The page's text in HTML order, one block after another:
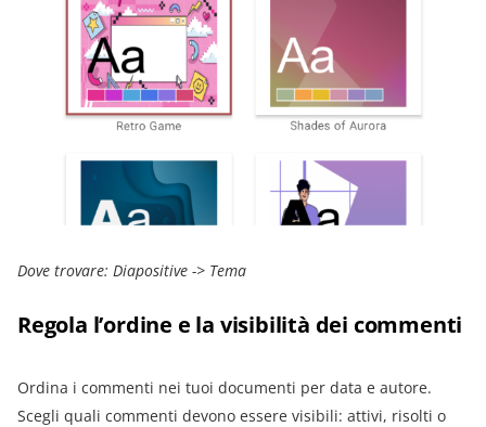
Dove trovare: Diapositive -> Tema
Regola l’ordine e la visibilità dei commenti
Ordina i commenti nei tuoi documenti per data e autore.
Scegli quali commenti devono essere visibili: attivi, risolti o